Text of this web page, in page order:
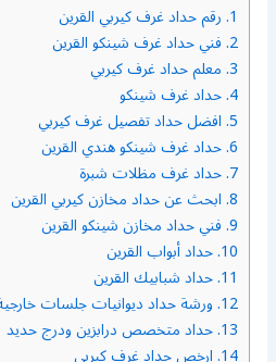
1. رقم حداد غرف كيربي القرين
2. فني حداد غرف شينكو القرين
3. معلم حداد غرف كيربي
4. حداد غرف شينكو
5. افضل حداد تفصيل غرف كيربي
6. حداد غرف شينكو هندي القرين
7. حداد غرف مظلات شبرة
8. ابحث عن حداد مخازن كيربي القرين
9. فني حداد مخازن شينكو القرين
10. حداد أبواب القرين
11. حداد شبابيك القرين
12. ورشة حداد ديوانيات جلسات
13. حداد متخصص درابزين ودرج حديد